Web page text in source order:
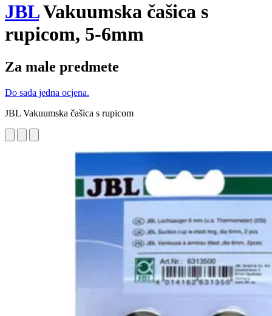
JBLVakuumska čašica s
rupicom, 5-6mm
Za male predmete
Do sada jedna ocjena.
JBL Vakuumska čašica s rupicom